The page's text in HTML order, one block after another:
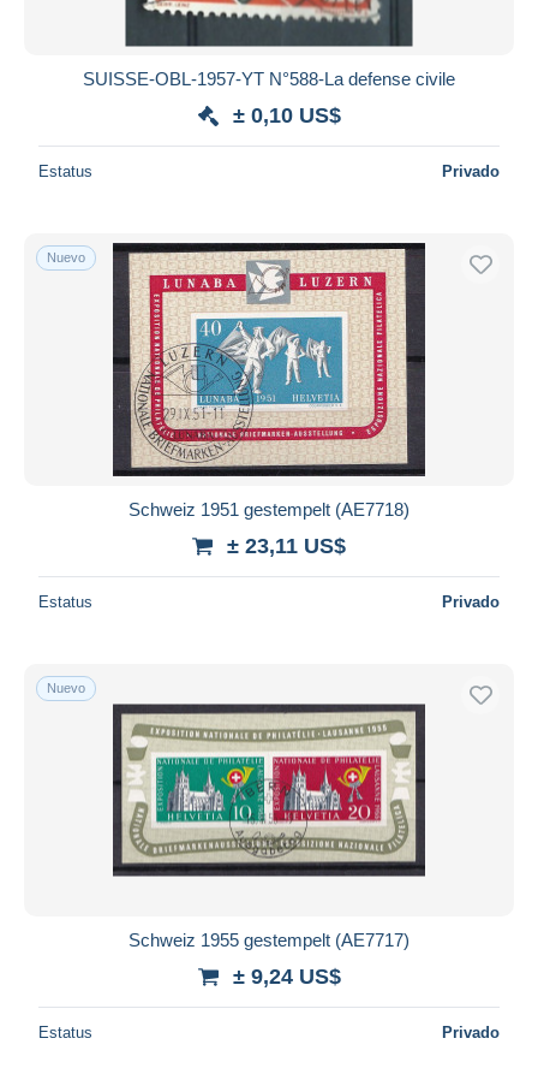
SUISSE-OBL-1957-YT N°588-La defense civile
± 0,10 US$
Estatus Privado
Nuevo
Schweiz 1951 gestempelt (AE7718)
± 23,11 US$
Estatus Privado
Nuevo
Schweiz 1955 gestempelt (AE7717)
± 9,24 US$
Estatus Privado